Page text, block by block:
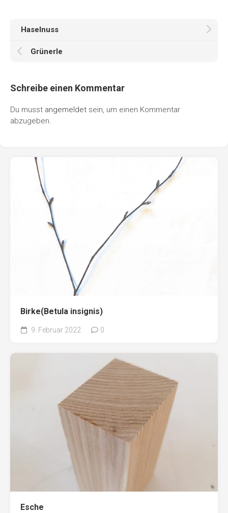
Haselnuss
Grünerle
Schreibe einen Kommentar
Du musst angemeldet sein, um einen Kommentar
abzugeben.
Birke(Betula insignis)
9. Februar 2022 0
Esche